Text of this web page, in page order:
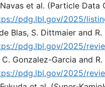
et al. (Particle Data
pdg.lbl.gov/2025/
Blas, S. Dittmaier and
pdg.lbl.gov/2025/
C. Gonzalez-Garcia and
pdg.lbl.gov/2025/